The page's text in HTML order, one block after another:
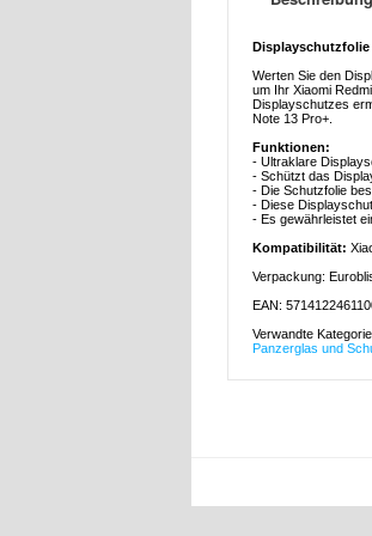
Displayschutzfolie
Werten Sie den
um Ihr Xiaomi
Displayschutzes
Note 13 Pro+.
Funktionen:
- Ultraklare
- Schützt das
- Die Schutzfolie
- Diese
- Es gewährleistet
Kompatibilität:
Verpackung:
EAN:
Verwandte
Panzerglas und